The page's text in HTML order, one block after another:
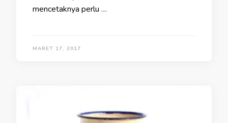
mencetaknya perlu …
MARET 17, 2017